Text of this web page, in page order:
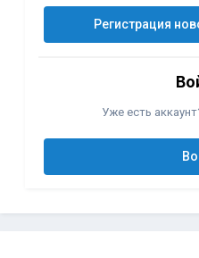
Регистрация
Уже есть